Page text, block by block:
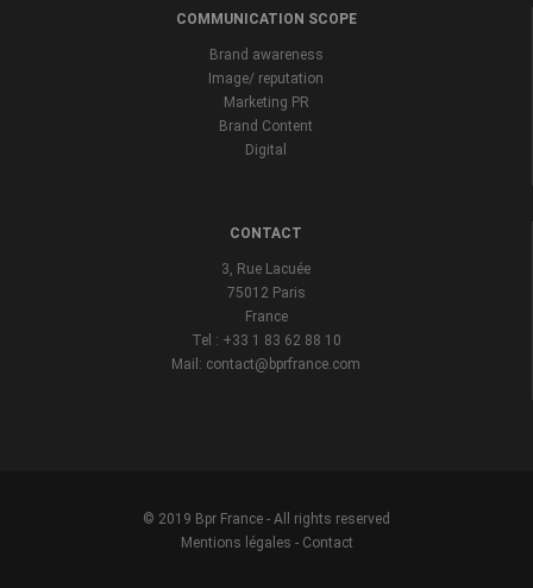
COMMUNICATION SCOPE
Brand awareness
Image/ reputation
Marketing PR
Brand Content
Digital
CONTACT
3, Rue Lacuée
75012 Paris
France
Tel : +33 1 83 62 88 10
Mail: contact@bprfrance.com
© 2019 Bpr France - All rights reserved
Mentions légales - Contact